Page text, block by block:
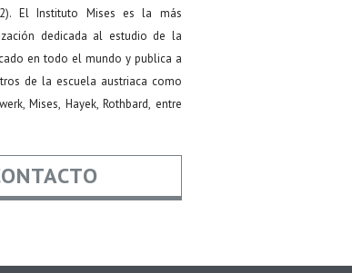
El Instituto Mises es la más
dedicada al estudio de la
en todo el mundo y publica a
de la escuela austriaca como
Mises, Hayek, Rothbard, entre